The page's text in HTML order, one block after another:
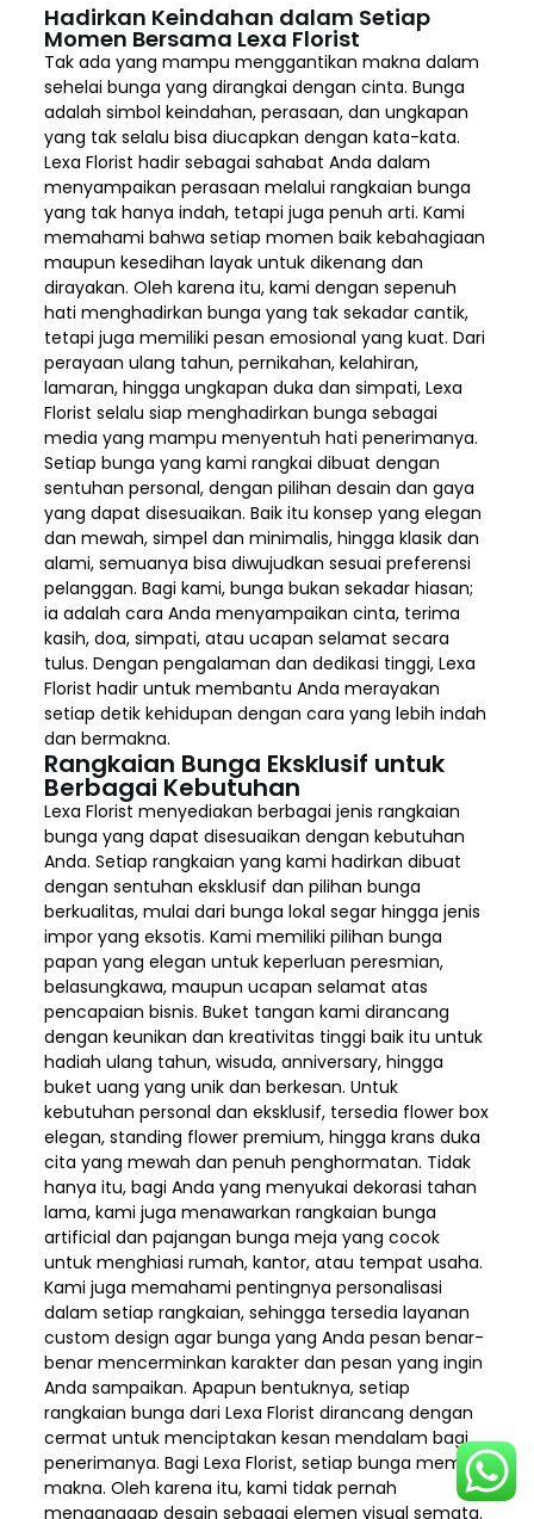
Hadirkan Keindahan dalam Setiap
Momen Bersama Lexa Florist
Tak ada yang mampu menggantikan makna dalam
sehelai bunga yang dirangkai dengan cinta. Bunga
adalah simbol keindahan, perasaan, dan ungkapan
yang tak selalu bisa diucapkan dengan kata-kata.
Lexa Florist hadir sebagai sahabat Anda dalam
menyampaikan perasaan melalui rangkaian bunga
yang tak hanya indah, tetapi juga penuh arti. Kami
memahami bahwa setiap momen baik kebahagiaan
maupun kesedihan layak untuk dikenang dan
dirayakan. Oleh karena itu, kami dengan sepenuh
hati menghadirkan bunga yang tak sekadar cantik,
tetapi juga memiliki pesan emosional yang kuat. Dari
perayaan ulang tahun, pernikahan, kelahiran,
lamaran, hingga ungkapan duka dan simpati, Lexa
Florist selalu siap menghadirkan bunga sebagai
media yang mampu menyentuh hati penerimanya.
Setiap bunga yang kami rangkai dibuat dengan
sentuhan personal, dengan pilihan desain dan gaya
yang dapat disesuaikan. Baik itu konsep yang elegan
dan mewah, simpel dan minimalis, hingga klasik dan
alami, semuanya bisa diwujudkan sesuai preferensi
pelanggan. Bagi kami, bunga bukan sekadar hiasan;
ia adalah cara Anda menyampaikan cinta, terima
kasih, doa, simpati, atau ucapan selamat secara
tulus. Dengan pengalaman dan dedikasi tinggi, Lexa
Florist hadir untuk membantu Anda merayakan
setiap detik kehidupan dengan cara yang lebih indah
dan bermakna.
Rangkaian Bunga Eksklusif untuk
Berbagai Kebutuhan
Lexa Florist menyediakan berbagai jenis rangkaian
bunga yang dapat disesuaikan dengan kebutuhan
Anda. Setiap rangkaian yang kami hadirkan dibuat
dengan sentuhan eksklusif dan pilihan bunga
berkualitas, mulai dari bunga lokal segar hingga jenis
impor yang eksotis. Kami memiliki pilihan bunga
papan yang elegan untuk keperluan peresmian,
belasungkawa, maupun ucapan selamat atas
pencapaian bisnis. Buket tangan kami dirancang
dengan keunikan dan kreativitas tinggi baik itu untuk
hadiah ulang tahun, wisuda, anniversary, hingga
buket uang yang unik dan berkesan. Untuk
kebutuhan personal dan eksklusif, tersedia flower box
elegan, standing flower premium, hingga krans duka
cita yang mewah dan penuh penghormatan. Tidak
hanya itu, bagi Anda yang menyukai dekorasi tahan
lama, kami juga menawarkan rangkaian bunga
artificial dan pajangan bunga meja yang cocok
untuk menghiasi rumah, kantor, atau tempat usaha.
Kami juga memahami pentingnya personalisasi
dalam setiap rangkaian, sehingga tersedia layanan
custom design agar bunga yang Anda pesan benar-
benar mencerminkan karakter dan pesan yang ingin
Anda sampaikan. Apapun bentuknya, setiap
rangkaian bunga dari Lexa Florist dirancang dengan
cermat untuk menciptakan kesan mendalam bagi
penerimanya. Bagi Lexa Florist, setiap bunga memiliki
makna. Oleh karena itu, kami tidak pernah
menganggap desain sebagai elemen visual semata.